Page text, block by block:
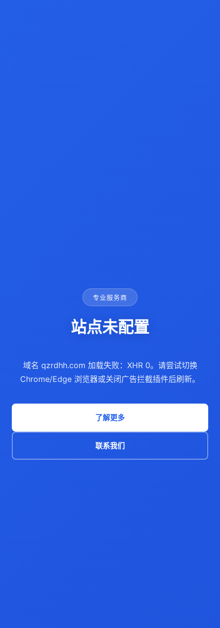
专业服务商
站点未配置
域名 qzrdhh.com 加载失败：XHR 0。请尝试切换
Chrome/Edge 浏览器或关闭广告拦截插件后刷新。
了解更多
联系我们